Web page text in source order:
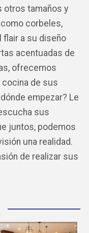
otros tamaños y
corbeles,
flair a su diseño
acentuadas de
ofrecemos
de sus
empezar? Le
sus
juntos, podemos
una realidad.
de realizar sus